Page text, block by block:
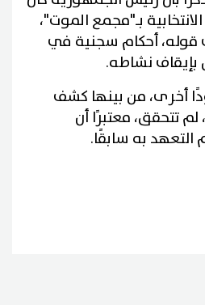
بـ"مجمع الموت"،
أحكام سجنية في
بإيقاف نشاطه.
أخرى، من بينها كشف
تتحقق، معتبرًا أن
التعهد به سابقًا.